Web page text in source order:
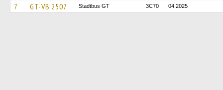
7 GT-VB 2507 Stadtbus GT 3C70 04.2025